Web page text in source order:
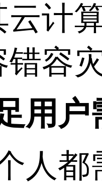
云计
错容
用户
人都